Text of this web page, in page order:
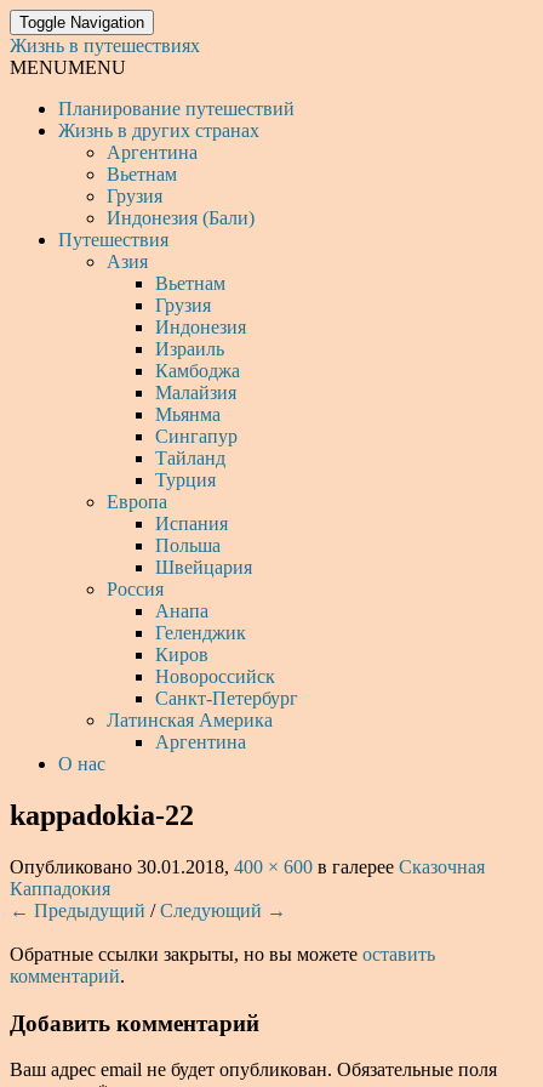
Toggle Navigation
Жизнь в путешествиях
MENUMENU
Планирование путешествий
Жизнь в других странах
Аргентина
Вьетнам
Грузия
Индонезия (Бали)
Путешествия
Азия
Вьетнам
Грузия
Индонезия
Израиль
Камбоджа
Малайзия
Мьянма
Сингапур
Тайланд
Турция
Европа
Испания
Польша
Швейцария
Россия
Анапа
Геленджик
Киров
Новороссийск
Санкт-Петербург
Латинская Америка
Аргентина
О нас
kappadokia-22
Опубликовано 30.01.2018, 400 × 600 в галерее Сказочная
Каппадокия
← Предыдущий /Следующий →
Обратные ссылки закрыты, но вы можете оставить
комментарий.
Добавить комментарий
Ваш адрес email не будет опубликован. Обязательные поля